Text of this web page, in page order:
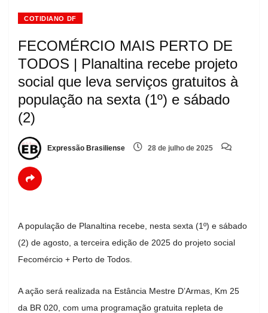
COTIDIANO DF
FECOMÉRCIO MAIS PERTO DE
TODOS | Planaltina recebe projeto
social que leva serviços gratuitos à
população na sexta (1º) e sábado
(2)
Expressão Brasiliense 28 de julho de 2025
A população de Planaltina recebe, nesta sexta (1º) e sábado
(2) de agosto, a terceira edição de 2025 do projeto social
Fecomércio + Perto de Todos.
A ação será realizada na Estância Mestre D’Armas, Km 25
da BR 020, com uma programação gratuita repleta de